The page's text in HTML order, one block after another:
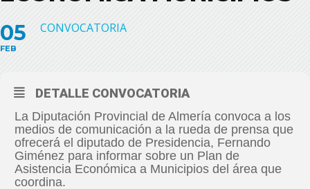
05
FEB
CONVOCATORIA
DETALLE CONVOCATORIA
La Diputación Provincial de Almería convoca a los
medios de comunicación a la rueda de prensa que
ofrecerá el diputado de Presidencia, Fernando
Giménez para informar sobre un Plan de
Asistencia Económica a Municipios del área que
coordina.